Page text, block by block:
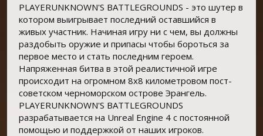
PLAYERUNKNOWN'S BATTLEGROUNDS - это шутер в
котором выигрывает последний оставшийся в
живых участник. Начиная игру ни с чем, вы должны
раздобыть оружие и припасы чтобы бороться за
первое место и стать последним героем.
Напряженная битва в этой реалистичной игре
происходит на огромном 8х8 километровом пост-
советском черноморском острове Эрангель.
PLAYERUNKNOWN'S BATTLEGROUNDS
разрабатывается на Unreal Engine 4 с постоянной
помощью и поддержкой от наших игроков.